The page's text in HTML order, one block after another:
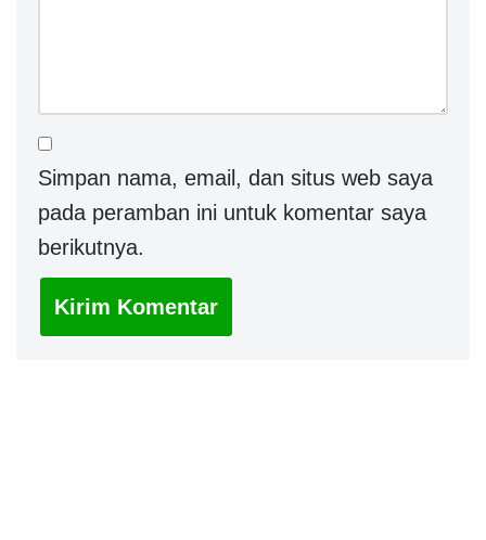
Simpan nama, email, dan situs web saya
pada peramban ini untuk komentar saya
berikutnya.